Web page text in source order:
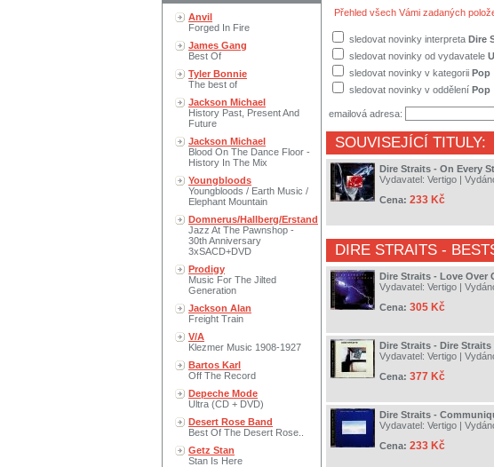
Anvil
Forged In Fire
James Gang
Best Of
Tyler Bonnie
The best of
Jackson Michael
History Past, Present And
Future
Jackson Michael
Blood On The Dance Floor -
History In The Mix
Youngbloods
Youngbloods / Earth Music /
Elephant Mountain
Domnerus/Hallberg/Erstand
Jazz At The Pawnshop -
30th Anniversary
3xSACD+DVD
Prodigy
Music For The Jilted
Generation
Jackson Alan
Freight Train
V/A
Klezmer Music 1908-1927
Bartos Karl
Off The Record
Depeche Mode
Ultra (CD + DVD)
Desert Rose Band
Best Of The Desert Rose..
Getz Stan
Stan Is Here
Přehled všech Vámi zadaných
sledovat novinky interpreta Dire
sledovat novinky od vydavatele
sledovat novinky v kategorii Pop
sledovat novinky v oddělení Pop
emailová adresa:
SOUVISEJÍCÍ TITULY:
Dire Straits - On Every
Vydavatel: Vertigo |
Cena: 233 Kč
DIRE STRAITS -
Dire Straits - Love Over
Vydavatel: Vertigo |
Cena: 305 Kč
Dire Straits - Dire Straits
Vydavatel: Vertigo |
Cena: 377 Kč
Dire Straits -
Vydavatel: Vertigo |
Cena: 233 Kč